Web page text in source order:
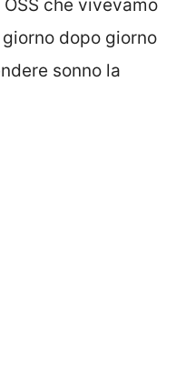
che vivevamo
dopo giorno
sonno la